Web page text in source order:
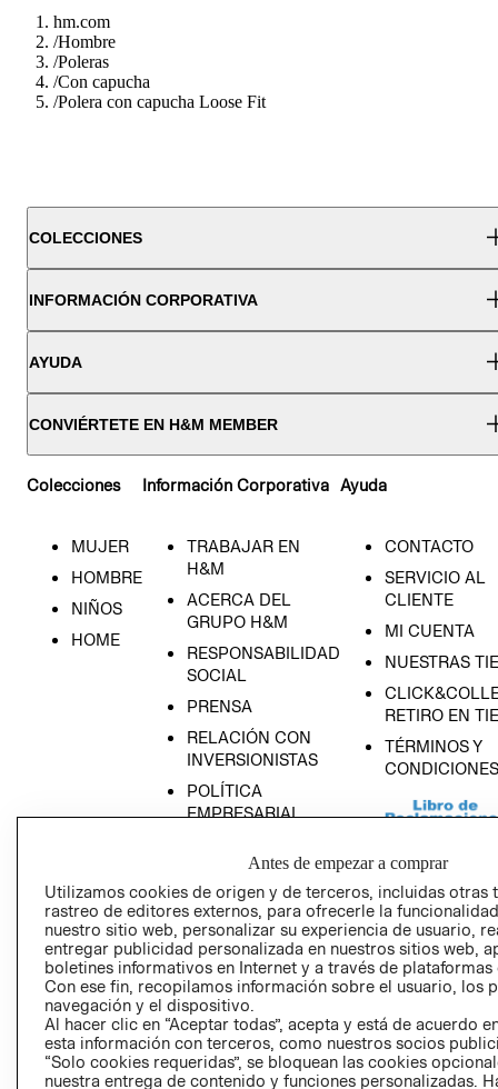
hm.com
/Hombre
/Poleras
/Con capucha
/Polera con capucha Loose Fit
COLECCIONES
INFORMACIÓN CORPORATIVA
AYUDA
CONVIÉRTETE EN H&M MEMBER
Colecciones
MUJER
HOMBRE
NIÑOS
HOME
Información Corporativa
TRABAJAR EN
H&M
ACERCA DEL
GRUPO H&M
RESPONSABILIDAD
SOCIAL
PRENSA
RELACIÓN CON
INVERSIONISTAS
POLÍTICA
EMPRESARIAL
Ayuda
CONTACTO
SERVICIO AL
CLIENTE
MI CUENTA
NUESTRAS
RETIRO EN
TÉRMINOS Y
CONDICIONES
AVISO DE
PRIVACIDAD
GIFT CARD
Antes de empezar a comprar
Utilizamos cookies de origen y de terceros, incluidas otras
rastreo de editores externos, para ofrecerle la
nuestro sitio web, personalizar su experiencia de usuario,
entregar publicidad personalizada en nuestros sitios web,
boletines informativos en Internet y a través de plataformas
Con ese fin, recopilamos información sobre el usuario, los
navegación y el dispositivo.
Al hacer clic en “Aceptar todas”, acepta y está de acuerdo
esta información con terceros, como nuestros socios
“Solo cookies requeridas”, se bloquean las cookies
nuestra entrega de contenido y funciones personalizadas.